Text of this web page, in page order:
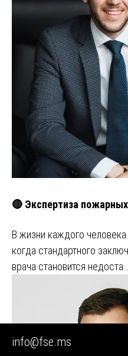
🔴 Экспертиза
В жизни каждого
когда стандартного
врача становится недоста…
info@fse.ms